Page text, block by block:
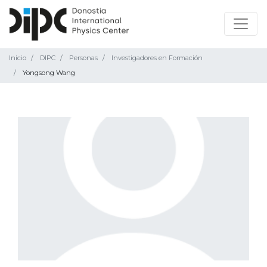
Inicio DIPC Personas
Investigadores en Formación
Yongsong Wang